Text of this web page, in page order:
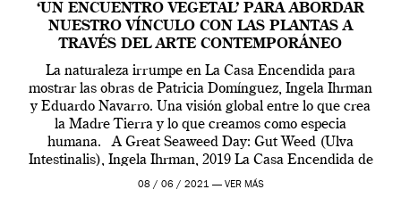
‘UN ENCUENTRO VEGETAL’ PARA ABORDAR
NUESTRO VÍNCULO CON LAS PLANTAS A
TRAVÉS DEL ARTE CONTEMPORÁNEO
La naturaleza irrumpe en La Casa Encendida para
mostrar las obras de Patricia Domínguez, Ingela Ihrman
y Eduardo Navarro. Una visión global entre lo que crea
la Madre Tierra y lo que creamos como especia
humana. A Great Seaweed Day: Gut Weed (Ulva
Intestinalis), Ingela Ihrman, 2019 La Casa Encendida de
Madrid y la Wellcome […]
08 / 06 / 2021 — VER MÁS